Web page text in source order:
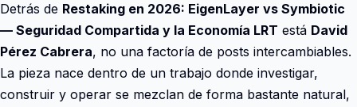
Detrás de Restaking en 2026: EigenLayer vs Symbiotic
— Seguridad Compartida y la Economía LRT está David
Pérez Cabrera, no una factoría de posts intercambiables.
La pieza nace dentro de un trabajo donde investigar,
construir y operar se mezclan de forma bastante natural,